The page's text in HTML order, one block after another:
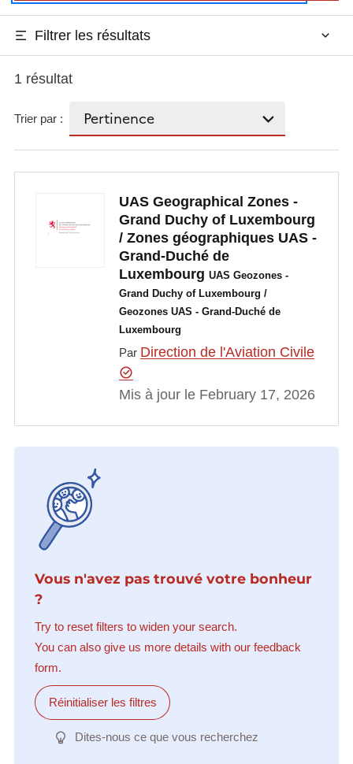
Filtrer les résultats
1 résultat
Trier par :
UAS Geographical Zones -
Grand Duchy of Luxembourg
/ Zones géographiques UAS -
Grand-Duché de
Luxembourg UAS Geozones -
Grand Duchy of Luxembourg /
Geozones UAS - Grand-Duché de
Luxembourg
Par Direction de l'Aviation Civile
Mis à jour le February 17, 2026
Vous n'avez pas trouvé votre bonheur
?
Try to reset filters to widen your search.
You can also give us more details with our feedback
form.
Réinitialiser les filtres
Dites-nous ce que vous recherchez